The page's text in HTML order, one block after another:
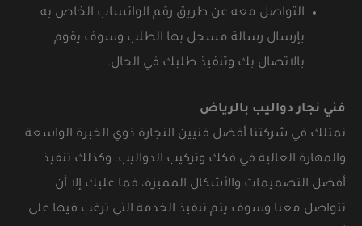
التواصل معه عن طريق رقم الواتساب الخاص به
بإرسال رسالة مسجل بها الطلب وسوف يقوم
بالاتصال بك وتنفيذ طلبك في الحال.
فني نجار دواليب بالرياض
نمتلك في شركتنا أفضل فنيين النجارة ذوي الخبرة الواسعة
والمهارة العالية في فكك وتركيب الدواليب، وكذلك تنفيذ
أفضل التصميمات والأشكال المميزة، فما عليك إلا أن
تتواصل معنا وسوف يتم تنفيذ الخدمة التي ترغب فيها على